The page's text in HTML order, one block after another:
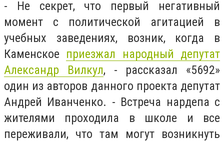
- Не секрет, что первый негативный
момент с политической агитацией в
учебных заведениях, возник, когда в
Каменское приезжал народный депутат
Александр Вилкул, - рассказал «5692»
один из авторов данного проекта депутат
Андрей Иванченко. - Встреча нардепа с
жителями проходила в школе и все
переживали, что там могут возникнуть